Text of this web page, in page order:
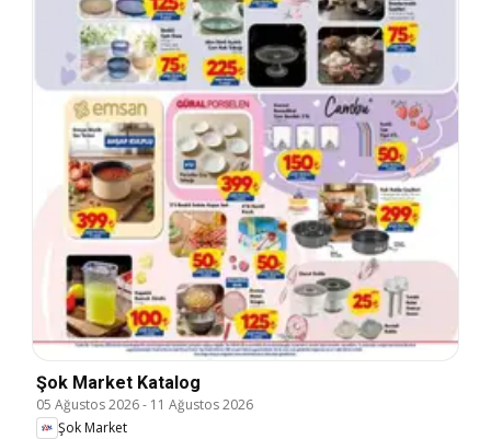
Şok Market Katalog
05 Ağustos 2026- 11 Ağustos 2026
Şok Market